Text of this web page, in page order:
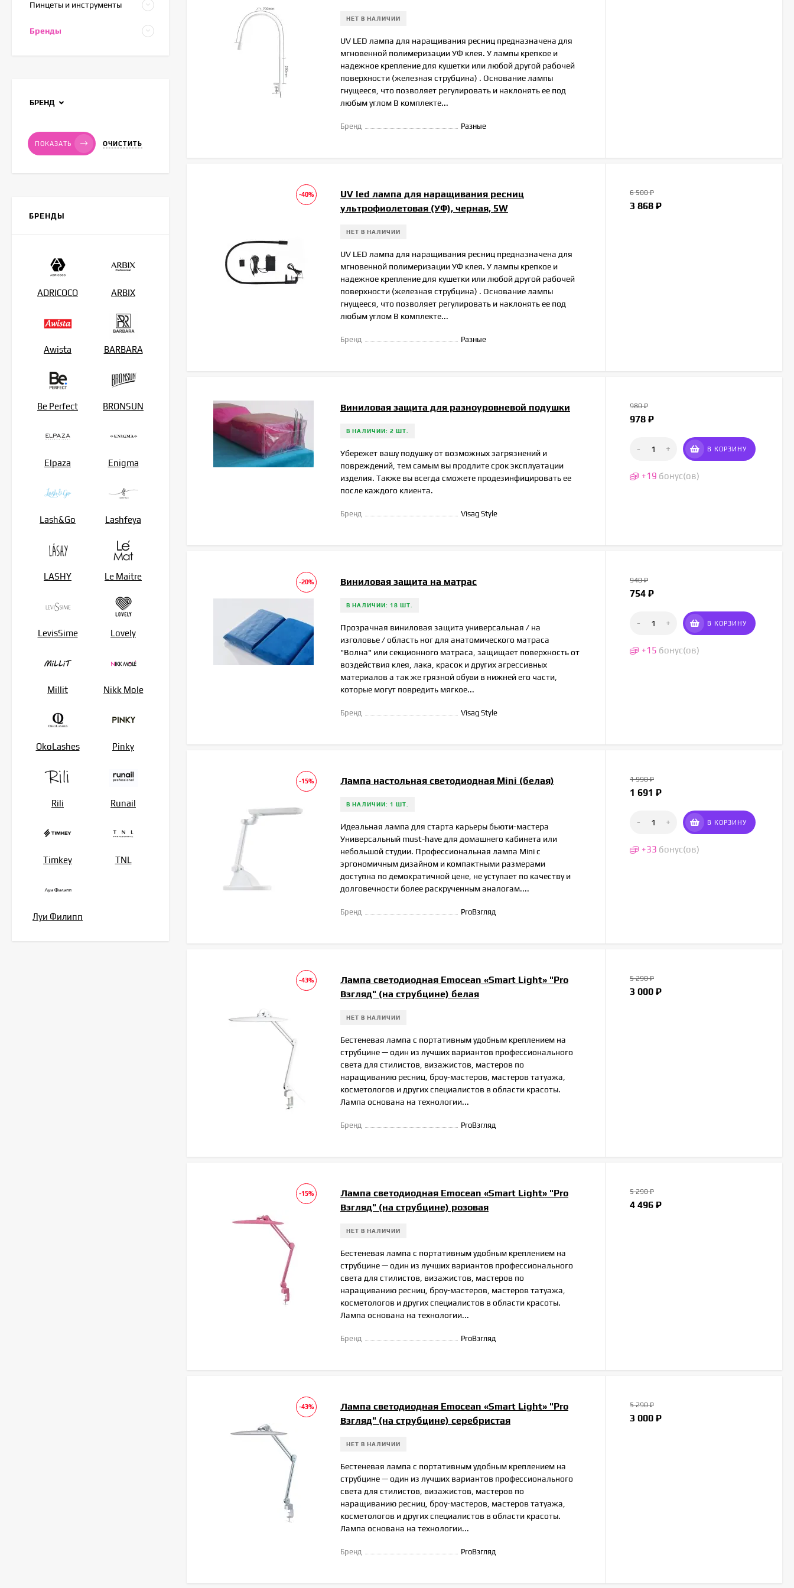
НЕТ В НАЛИЧИИ
UV LED лампа для наращивания ресниц предназначена для
мгновенной полимеризации УФ клея. У лампы крепкое и
надежное крепление для кушетки или любой другой рабочей
поверхности (железная струбцина) . Основание лампы
гнущееся, что позволяет регулировать и наклонять ее под
любым углом В комплекте...
Бренд Разные
-40%
UV led лампа для наращивания ресниц
ультрофиолетовая (УФ), черная, 5W
НЕТ В НАЛИЧИИ
UV LED лампа для наращивания ресниц предназначена для
мгновенной полимеризации УФ клея. У лампы крепкое и
надежное крепление для кушетки или любой другой рабочей
поверхности (железная струбцина) . Основание лампы
гнущееся, что позволяет регулировать и наклонять ее под
любым углом В комплекте...
Бренд Разные
6 500₽
3 868 ₽
Виниловая защита для разноуровневой подушки
В НАЛИЧИИ: 2 ШТ.
Убережет вашу подушку от возможных загрязнений и
повреждений, тем самым вы продлите срок эксплуатации
изделия. Также вы всегда сможете продезинфицировать ее
после каждого клиента.
Бренд Visag Style
980₽
978 ₽
- + В КОРЗИНУ
+19 бонус(ов)
-20% Виниловая защита на матрас
В НАЛИЧИИ: 18 ШТ.
Прозрачная виниловая защита универсальная / на
изголовье / область ног для анатомического матраса
"Волна" или секционного матраса, защищает поверхность от
воздействия клея, лака, красок и других агрессивных
материалов а так же грязной обуви в нижней его части,
которые могут повредить мягкое...
Бренд Visag Style
940₽
754 ₽
- + В КОРЗИНУ
+15 бонус(ов)
-15% Лампа настольная светодиодная Mini (белая)
В НАЛИЧИИ: 1 ШТ.
Идеальная лампа для старта карьеры бьюти-мастера
Универсальный must-have для домашнего кабинета или
небольшой студии. Профессиональная лампа Mini с
эргономичным дизайном и компактными размерами
доступна по демократичной цене, не уступает по качеству и
долговечности более раскрученным аналогам....
Бренд ProВзгляд
1 990₽
1 691 ₽
- + В КОРЗИНУ
+33 бонус(ов)
-43%
Лампа светодиодная Emocean «Smart Light» "Pro
Взгляд" (на струбцине) белая
НЕТ В НАЛИЧИИ
Бестеневая лампа с портативным удобным креплением на
струбцине — один из лучших вариантов профессионального
света для стилистов, визажистов, мастеров по
наращиванию ресниц, броу-мастеров, мастеров татуажа,
косметологов и других специалистов в области красоты.
Лампа основана на технологии...
Бренд ProВзгляд
5 290₽
3 000 ₽
-15%
Лампа светодиодная Emocean «Smart Light» "Pro
Взгляд" (на струбцине) розовая
НЕТ В НАЛИЧИИ
Бестеневая лампа с портативным удобным креплением на
струбцине — один из лучших вариантов профессионального
света для стилистов, визажистов, мастеров по
наращиванию ресниц, броу-мастеров, мастеров татуажа,
косметологов и других специалистов в области красоты.
Лампа основана на технологии...
Бренд ProВзгляд
5 290₽
4 496 ₽
-43%
Лампа светодиодная Emocean «Smart Light» "Pro
Взгляд" (на струбцине) серебристая
НЕТ В НАЛИЧИИ
Бестеневая лампа с портативным удобным креплением на
струбцине — один из лучших вариантов профессионального
света для стилистов, визажистов, мастеров по
наращиванию ресниц, броу-мастеров, мастеров татуажа,
косметологов и других специалистов в области красоты.
Лампа основана на технологии...
Бренд ProВзгляд
5 290₽
3 000 ₽
Пинцеты и инструменты
Бренды
БРЕНД
ПОКАЗАТЬ ОЧИСТИТЬ
БРЕНДЫ
ADRICOCO ARBIX
Awista BARBARA
Be Perfect BRONSUN
Elpaza Enigma
Lash&Go Lashfeya
LASHY Le Maitre
LevisSime Lovely
Millit Nikk Mole
OkoLashes Pinky
Rili Runail
Timkey TNL
Луи Филипп